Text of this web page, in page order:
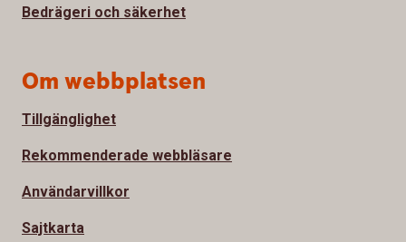
Bedrägeri och säkerhet
Om webbplatsen
Tillgänglighet
Rekommenderade webbläsare
Användarvillkor
Sajtkarta